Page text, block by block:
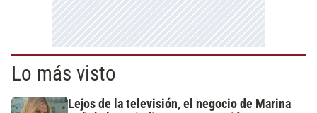
Lo más visto
Lejos de la televisión, el negocio de Marina